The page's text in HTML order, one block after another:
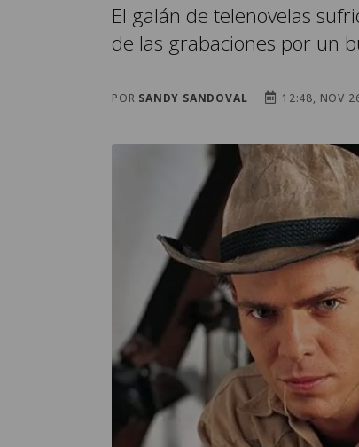
El galán de telenovelas
de las grabaciones por un
POR SANDY SANDOVAL 12:48, NOV